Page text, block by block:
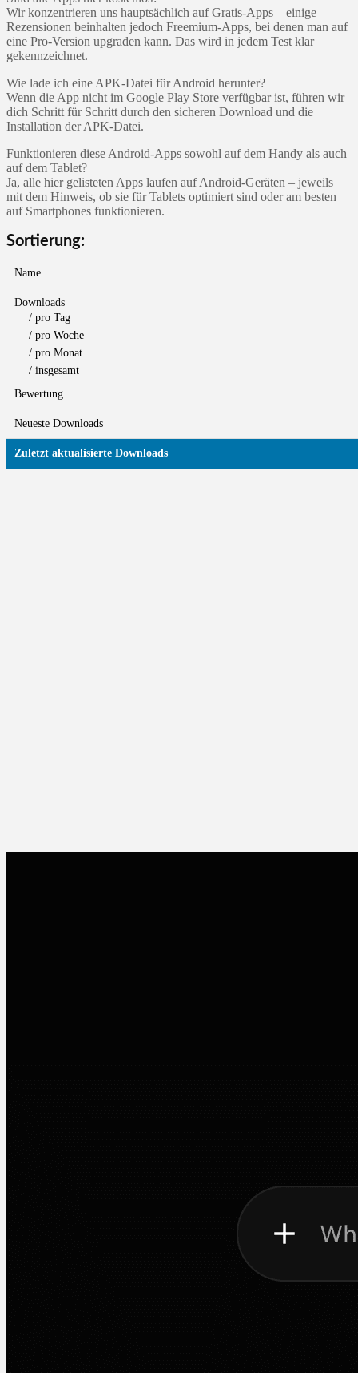
Wir konzentrieren uns hauptsächlich auf Gratis-Apps – einige
Rezensionen beinhalten jedoch Freemium-Apps, bei denen man auf
eine Pro-Version upgraden kann. Das wird in jedem Test klar
gekennzeichnet.
Wie lade ich eine APK-Datei für Android herunter?
Wenn die App nicht im Google Play Store verfügbar ist, führen wir
dich Schritt für Schritt durch den sicheren Download und die
Installation der APK-Datei.
Funktionieren diese Android-Apps sowohl auf dem Handy als auch
auf dem Tablet?
Ja, alle hier gelisteten Apps laufen auf Android-Geräten – jeweils
mit dem Hinweis, ob sie für Tablets optimiert sind oder am besten
auf Smartphones funktionieren.
Sortierung:
Name
Downloads
/ pro Tag
/ pro Woche
/ pro Monat
/ insgesamt
Bewertung
Neueste Downloads
Zuletzt aktualisierte Downloads